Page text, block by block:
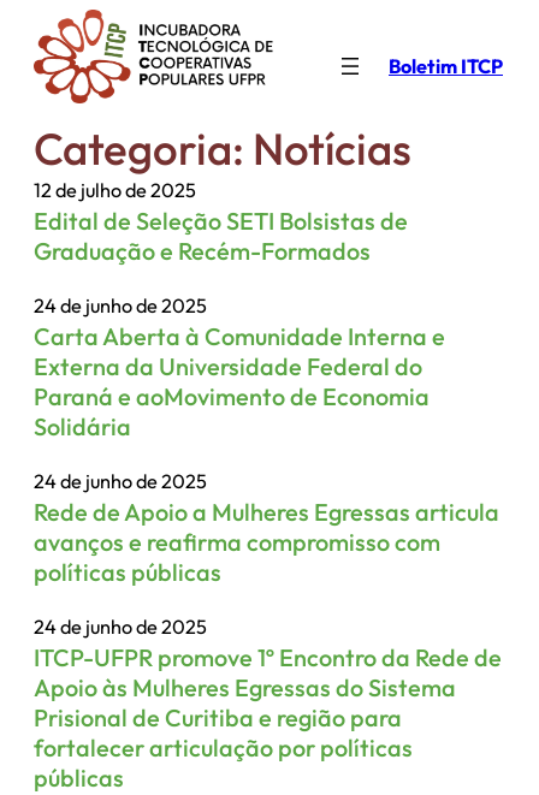
para
Boletim ITCP
Categoria: Notícias
12 de julho de 2025
Edital de Seleção SETI Bolsistas de
Graduação e Recém-Formados
24 de junho de 2025
Carta Aberta à Comunidade Interna e
Externa da Universidade Federal do
Paraná e aoMovimento de Economia
Solidária
24 de junho de 2025
Rede de Apoio a Mulheres Egressas articula
avanços e reafirma compromisso com
políticas públicas
24 de junho de 2025
ITCP-UFPR promove 1º Encontro da Rede de
Apoio às Mulheres Egressas do Sistema
Prisional de Curitiba e região para
fortalecer articulação por políticas
públicas